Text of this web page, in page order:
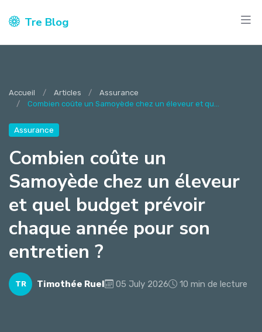
Tre Blog
Accueil Articles
Assurance
Combien coûte un Samoyède chez un éleveur et qu...
Assurance
Combien coûte un
Samoyède chez un éleveur
et quel budget prévoir
chaque année pour son
entretien ?
TR Timothée Ruel 05 July 2026 10 min de lecture